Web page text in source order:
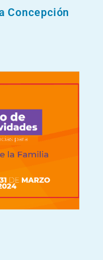
Concepción